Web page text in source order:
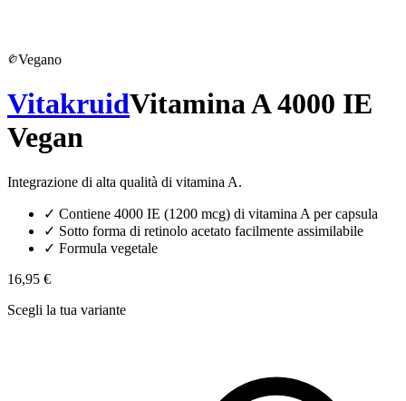
Vegano
VitakruidVitamina A 4000 IE
Vegan
Integrazione di alta qualità di vitamina A.
✓ Contiene 4000 IE (1200 mcg) di vitamina A per capsula
✓ Sotto forma di retinolo acetato facilmente assimilabile
✓ Formula vegetale
16,95 €
Scegli la tua variante